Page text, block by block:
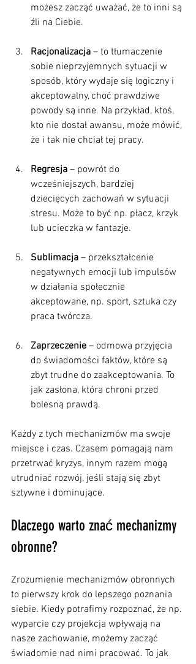
możesz zacząć uważać, że to inni są
źli na Ciebie.
Racjonalizacja – to tłumaczenie
sobie nieprzyjemnych sytuacji w
sposób, który wydaje się logiczny i
akceptowalny, choć prawdziwe
powody są inne. Na przykład, ktoś,
kto nie dostał awansu, może mówić,
że i tak nie chciał tej pracy.
Regresja – powrót do
wcześniejszych, bardziej
dziecięcych zachowań w sytuacji
stresu. Może to być np. płacz, krzyk
lub ucieczka w fantazje.
Sublimacja – przekształcenie
negatywnych emocji lub impulsów
w działania społecznie
akceptowane, np. sport, sztuka czy
praca twórcza.
Zaprzeczenie – odmowa przyjęcia
do świadomości faktów, które są
zbyt trudne do zaakceptowania. To
jak zasłona, która chroni przed
bolesną prawdą.
Każdy z tych mechanizmów ma swoje
miejsce i czas. Czasem pomagają nam
przetrwać kryzys, innym razem mogą
utrudniać rozwój, jeśli stają się zbyt
sztywne i dominujące.
Dlaczego warto znać mechanizmy
obronne?
Zrozumienie mechanizmów obronnych
to pierwszy krok do lepszego poznania
siebie. Kiedy potrafimy rozpoznać, że np.
wyparcie czy projekcja wpływają na
nasze zachowanie, możemy zacząć
świadomie nad nimi pracować. To jak